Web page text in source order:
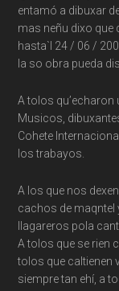
entamó a dibuxar
mas neñu dixo que
hasta`l 24 / 06 /
la so obra pueda
A tolos qu’echaron
Musicos,
Cohete
los trabayos.
A los que nos
cachos de maqntel
llagareros pola
A tolos que se rien
tolos que caltienen
siempre tan ehí, a